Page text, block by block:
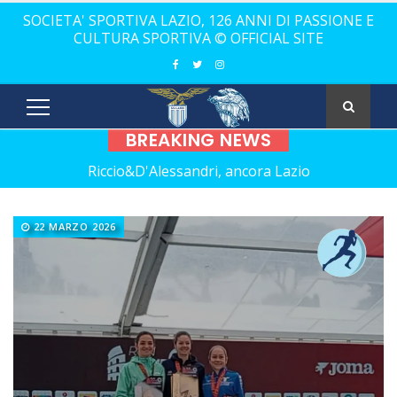
SOCIETA' SPORTIVA LAZIO, 126 ANNI DI PASSIONE E
CULTURA SPORTIVA © OFFICIAL SITE
BREAKING NEWS
Riccio&D'Alessandri, ancora Lazio
Serie A: esordio col botto nel derby
Basket in Carrozzina, torna Ciciou
Domenica 30 agosto, ecco la "prima" in casa con il
Genoa
Calcio a 5, un gradito ritorno: Serapiglia
22 MARZO 2026